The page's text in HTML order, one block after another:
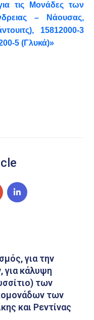
τις Μονάδες των
– Νάουσας,
15812000-3
5 (Γλυκά)»
για την
κάλυψη
των
των
και Ρεντίνας